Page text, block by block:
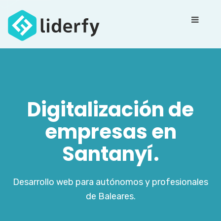
Digitalización de
empresas en
Santanyí.
Desarrollo web para autónomos y profesionales
de Baleares.